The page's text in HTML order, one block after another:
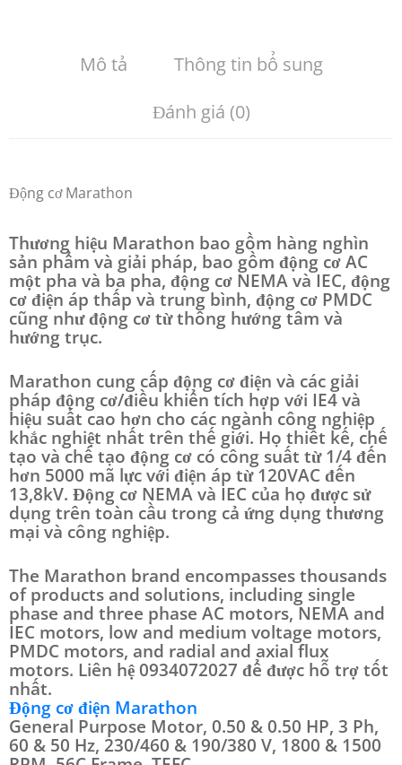
Mô tả
Thông tin bổ sung
Đánh giá (0)
Động cơ Marathon
Thương hiệu Marathon bao gồm hàng nghìn
sản phẩm và giải pháp, bao gồm động cơ AC
một pha và ba pha, động cơ NEMA và IEC, động
cơ điện áp thấp và trung bình, động cơ PMDC
cũng như động cơ từ thông hướng tâm và
hướng trục.
Marathon cung cấp động cơ điện và các giải
pháp động cơ/điều khiển tích hợp với IE4 và
hiệu suất cao hơn cho các ngành công nghiệp
khắc nghiệt nhất trên thế giới. Họ thiết kế, chế
tạo và chế tạo động cơ có công suất từ 1/4 đến
hơn 5000 mã lực với điện áp từ 120VAC đến
13,8kV. Động cơ NEMA và IEC của họ được sử
dụng trên toàn cầu trong cả ứng dụng thương
mại và công nghiệp.
The Marathon brand encompasses thousands
of products and solutions, including single
phase and three phase AC motors, NEMA and
IEC motors, low and medium voltage motors,
PMDC motors, and radial and axial flux
motors. Liên hệ 0934072027 để được hỗ trợ tốt
nhất.
Động cơ điện Marathon
General Purpose Motor, 0.50 & 0.50 HP, 3 Ph,
60 & 50 Hz, 230/460 & 190/380 V, 1800 & 1500